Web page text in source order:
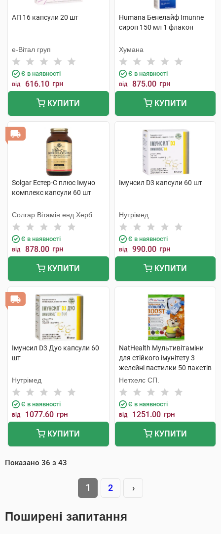
АП 16 капсули 20 шт
е-Вітал груп
Є в наявності
від 616.10 грн
КУПИТИ
Humana Бенелайф Imunne
сироп 150 мл 1 флакон
Хумана
Є в наявності
від 875.00 грн
КУПИТИ
Solgar Естер-С плюс Імуно
комплекс капсули 60 шт
Солгар Вітамін енд Херб
Є в наявності
від 878.00 грн
КУПИТИ
Імунсил D3 капсули 60 шт
Нутрімед
Є в наявності
від 990.00 грн
КУПИТИ
Імунсил D3 Дуо капсули 60
шт
Нутрімед
Є в наявності
від 1077.60 грн
КУПИТИ
NatHealth Мультивітаміни
для стійкого імунітету 3
желейні пастилки 50 пакетів
Нетхелс СП.
Є в наявності
від 1251.00 грн
КУПИТИ
Показано 36 з 43
1 2 ›
Поширені запитання